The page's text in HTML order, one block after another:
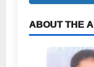
ABOUT THE